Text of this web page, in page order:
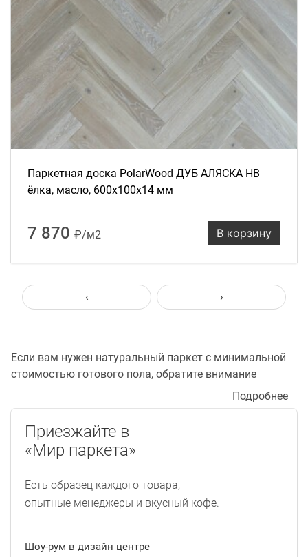
Паркетная доска PolarWood ДУБ АЛЯСКА HB
ёлка, масло, 600х100х14 мм
7 870 ₽/м2 В корзину
‹ ›
Если вам нужен натуральный паркет с минимальной
стоимостью готового пола, обратите внимание
на трехслойную паркетную доску. За время,
прошедшее с момента изобретения этого вида
паркета, технология его производства доведена
до совершенства усилиями нескольких крупных
транснациональных корпораций. Во главу угла они
деревянные паркетные полы по минимальной
стоимости. Эту задачу удалось решить снизив
готового паркетного пола — цену материала и цену
Подробнее
Приезжайте в
«Мир паркета»
Есть образец каждого товара,
опытные менеджеры и вкусный кофе.
Шоу-рум в дизайн центре